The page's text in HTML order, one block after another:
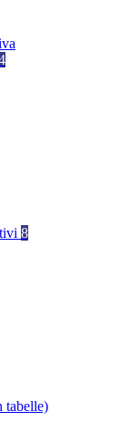
8
tabelle)